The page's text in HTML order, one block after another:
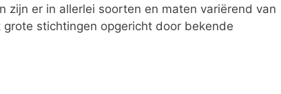
zijn er in allerlei soorten en maten variërend van
stichtingen opgericht door bekende